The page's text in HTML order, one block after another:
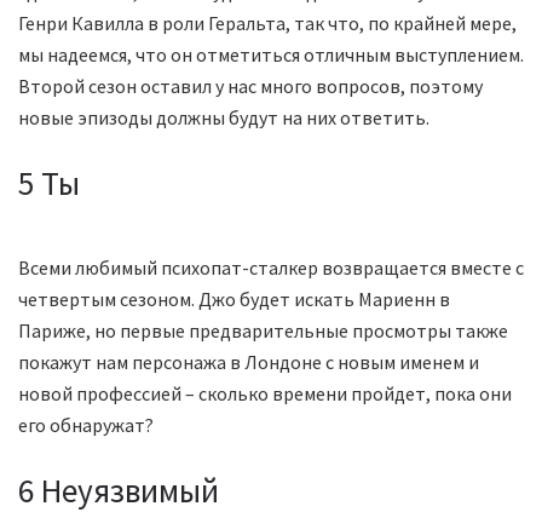
Генри Кавилла в роли Геральта, так что, по крайней мере,
мы надеемся, что он отметиться отличным выступлением.
Второй сезон оставил у нас много вопросов, поэтому
новые эпизоды должны будут на них ответить.
5 Ты
Всеми любимый психопат-сталкер возвращается вместе с
четвертым сезоном. Джо будет искать Мариенн в
Париже, но первые предварительные просмотры также
покажут нам персонажа в Лондоне с новым именем и
новой профессией – сколько времени пройдет, пока они
его обнаружат?
6 Неуязвимый